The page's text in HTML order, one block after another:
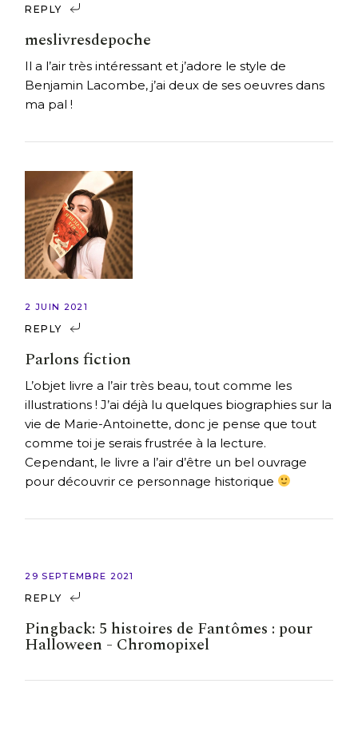
REPLY
meslivresdepoche
Il a l’air très intéressant et j’adore le style de
Benjamin Lacombe, j’ai deux de ses oeuvres dans
ma pal !
2 JUIN 2021
REPLY
Parlons fiction
L’objet livre a l’air très beau, tout comme les
illustrations ! J’ai déjà lu quelques biographies sur la
vie de Marie-Antoinette, donc je pense que tout
comme toi je serais frustrée à la lecture.
Cependant, le livre a l’air d’être un bel ouvrage
pour découvrir ce personnage historique
29 SEPTEMBRE 2021
REPLY
Pingback: 5 histoires de Fantômes : pour
Halloween - Chromopixel